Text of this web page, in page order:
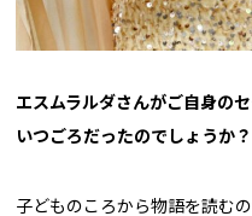
――エスムラルダさんがご自身
いつごろだったのでしょうか？
子どものころから物語を読む